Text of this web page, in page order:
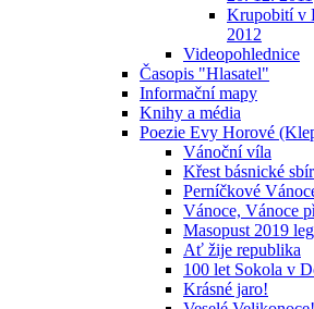
Krupobití v
2012
Videopohlednice
Časopis "Hlasatel"
Informační mapy
Knihy a média
Poezie Evy Horové
Vánoční víla
Křest básnické
Perníčkové
Vánoce, Vánoce
Masopust 2019
Ať žije republika
100 let Sokola v
Krásné jaro!